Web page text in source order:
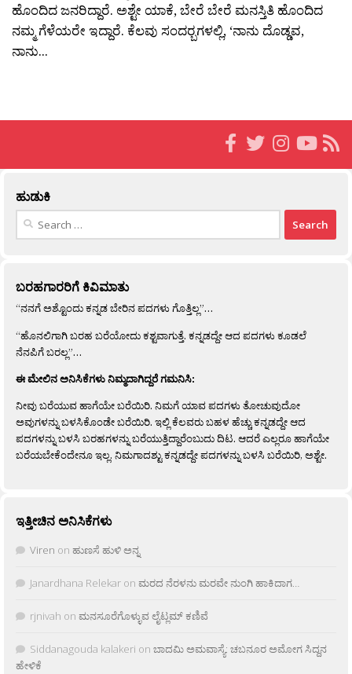
ಹೊಂದಿದ ಜನರಿದ್ದಾರೆ. ಅಶ್ಟೇ ಯಾಕೆ, ಬೇರೆ ಬೇರೆ ಮನಸ್ತಿತಿ ಹೊಂದಿದ
ನಮ್ಮ ಗೆಳೆಯರೇ ಇದ್ದಾರೆ. ಕೆಲವು ಸಂದರ‍್ಬಗಳಲ್ಲಿ, ‘ನಾನು ದೊಡ್ಡವ,
ನಾನು...
ಹುಡುಕಿ
Search
ಬರಹಗಾರರಿಗೆ ಕಿವಿಮಾತು
“ನನಗೆ ಅಶ್ಟೊಂದು ಕನ್ನಡ ಬೇರಿನ ಪದಗಳು ಗೊತ್ತಿಲ್ಲ”…
“ಹೊನಲಿಗಾಗಿ ಬರಹ ಬರೆಯೋದು ಕಶ್ಟವಾಗುತ್ತೆ. ಕನ್ನಡದ್ದೇ ಆದ ಪದಗಳು ಕೂಡಲೆ
ನೆನಪಿಗೆ ಬರಲ್ಲ”…
ಈ ಮೇಲಿನ ಅನಿಸಿಕೆಗಳು ನಿಮ್ಮದಾಗಿದ್ದರೆ ಗಮನಿಸಿ:
ನೀವು ಬರೆಯುವ ಹಾಗೆಯೇ ಬರೆಯಿರಿ. ನಿಮಗೆ ಯಾವ ಪದಗಳು ತೋಚುವುದೋ
ಅವುಗಳನ್ನು ಬಳಸಿಕೊಂಡೇ ಬರೆಯಿರಿ. ಇಲ್ಲಿ ಕೆಲವರು ಬಹಳ ಹೆಚ್ಚು ಕನ್ನಡದ್ದೇ ಆದ
ಪದಗಳನ್ನು ಬಳಸಿ ಬರಹಗಳನ್ನು ಬರೆಯುತ್ತಿದ್ದಾರೆಂಬುದು ದಿಟ. ಆದರೆ ಎಲ್ಲರೂ ಹಾಗೆಯೇ
ಬರೆಯಬೇಕೆಂದೇನೂ ಇಲ್ಲ. ನಿಮಗಾದಶ್ಟು ಕನ್ನಡದ್ದೇ ಪದಗಳನ್ನು ಬಳಸಿ ಬರೆಯಿರಿ, ಅಶ್ಟೇ.
ಇತ್ತೀಚಿನ ಅನಿಸಿಕೆಗಳು
Viren on ಹುಣಸೆ ಹುಳಿ ಅನ್ನ
Janardhana Relekar on ಮರದ ನೆರಳನು ಮರವೇ ನುಂಗಿ ಹಾಕಿದಾಗ…
rjnivah on ಮನಸೂರೆಗೊಳ್ಳುವ ಲೈಟ್ಲಮ್ ಕಣಿವೆ
Siddanagouda kalakeri on ಬಾದಮಿ ಅಮವಾಸ್ಯೆ: ಚಬನೂರ ಅಮೋಗ ಸಿದ್ದನ
ಹೇಳಿಕೆ